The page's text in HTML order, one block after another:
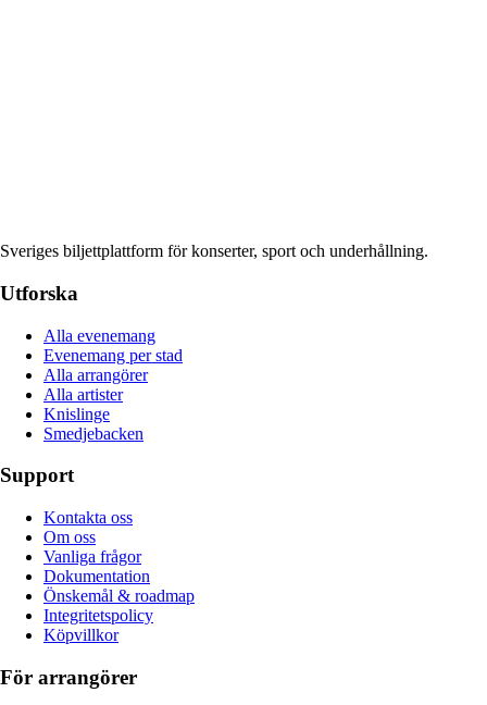
Sveriges biljettplattform för konserter, sport och underhållning.
Utforska
Alla evenemang
Evenemang per stad
Alla arrangörer
Alla artister
Knislinge
Smedjebacken
Support
Kontakta oss
Om oss
Vanliga frågor
Dokumentation
Önskemål & roadmap
Integritetspolicy
Köpvillkor
För arrangörer